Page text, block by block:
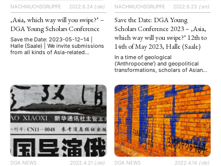
NACHWUCHSGRUPPE 2022.6.24 {:de}
‚Asia, which way will you swipe?‘ –
DGA Young Scholars Conference
Save the Date: 2023-05-12–14 |
Halle (Saale) | We invite submissions
from all kinds of Asia-related
(Saale) In a time of geological
(‘Anthropocene’) and geopolitical
transformations, scholars of Asian
studies are faced with …
NACHWUCHSGRUPPE 2022.6.23 {:en}
Save the Date: DGA Young
Scholars Conference 2023 – ‚Asia,
which way will you swipe?‘ 12th to
14th of May 2023, Halle (Saale)
In a time of geological
(‘Anthropocene’) and geopolitical
transformations, scholars of Asian
following often conflicting
developments. Against this
background, the 2023 edition of the
biennial conference of the DGA's
Young Scholars Group seeks to
decode some of these puzzles. By
reflecting on past and present …
DGA NEWS 2022.4.21 {:de} DGA NEWS 2022.4.14 {:de}